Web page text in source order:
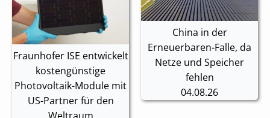
Fraunhofer ISE entwickelt
kostengünstige
Photovoltaik-Module mit
US-Partner für den
China in der
Erneuerbaren-Falle, da
Netze und Speicher
fehlen
04.08.26